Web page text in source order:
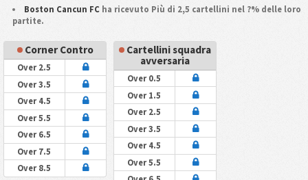
Boston Cancun FC ha ricevuto Più di 2,5 cartellini nel ?% delle loro
partite.
Corner Contro
Over 2.5
Over 3.5
Over 4.5
Over 5.5
Over 6.5
Over 7.5
Over 8.5
Cartellini squadra
avversaria
Over 0.5
Over 1.5
Over 2.5
Over 3.5
Over 4.5
Over 5.5